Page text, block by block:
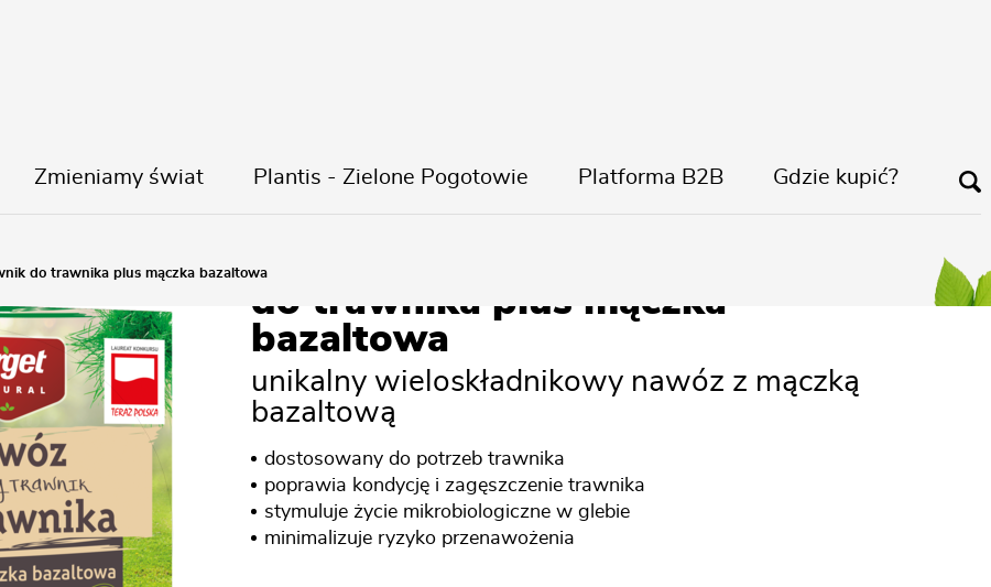
Zmieniamy świat Plantis - Zielone Pogotowie Platforma B2B Gdzie kupić?
do trawnika plus mączka bazaltowaNawóz Zadbany Trawnik
do trawnika plus mączka
bazaltowa
unikalny wieloskładnikowy nawóz z mączką
bazaltową
dostosowany do potrzeb trawnika
poprawia kondycję i zagęszczenie trawnika
stymuluje życie mikrobiologiczne w glebie
minimalizuje ryzyko przenawożenia